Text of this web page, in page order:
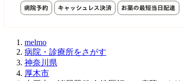
melmo
病院・診療所をさがす
神奈川県
厚木市